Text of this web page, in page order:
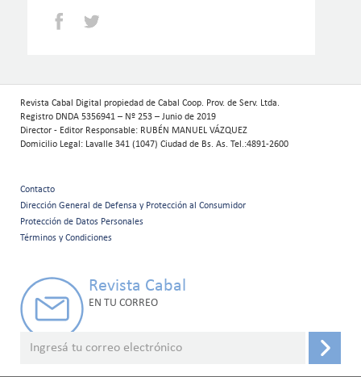
Facebook
Revista Cabal Digital propiedad de Cabal Coop. Prov. de Serv. Ltda.
Registro DNDA 5356941 – Nº 253 – Junio de 2019
Director - Editor Responsable: RUBÉN MANUEL VÁZQUEZ
Domicilio Legal: Lavalle 341 (1047) Ciudad de Bs. As. Tel.:4891-2600
Menú
secundario
Contacto
Dirección General de Defensa y Protección al Consumidor
Protección de Datos Personales
Términos y Condiciones
Revista Cabal
EN TU CORREO